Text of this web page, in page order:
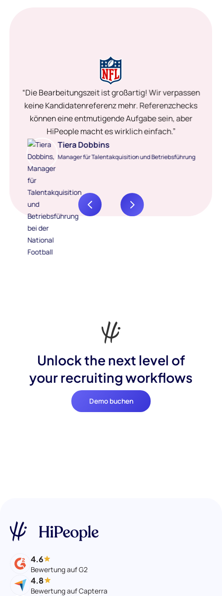
“Die Bearbeitungszeit ist großartig! Wir verpassen
keine Kandidatenreferenz mehr. Referenzchecks
können eine entmutigende Aufgabe sein, aber
HiPeople macht es wirklich einfach.”
Tiera Dobbins
Manager für Talentakquisition und Betriebsführung
Unlock the next level of
your recruiting workflows
Demo buchen
4.6
Bewertung auf G2
4.8
Bewertung auf Capterra